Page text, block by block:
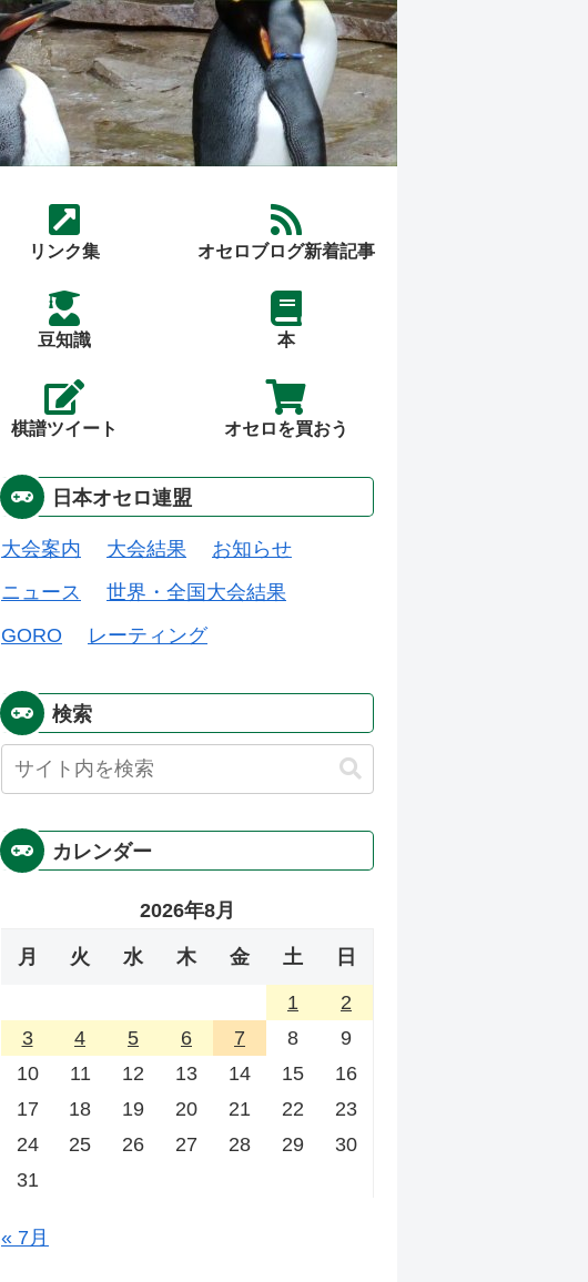
リンク集 オセロブログ新着記事
豆知識 本
棋譜ツイート オセロを買おう
日本オセロ連盟
大会案内 大会結果
お知らせ
ニュース
世界・全国大会結果
GORO
レーティング
検索
カレンダー
2026年8月
月 火 水 木 金 土 日
1
2
3
4 5 6 7 8
9
10
11 12 13 14 15
16
17
18 19 20 21 22
23
24
25 26 27 28 29
30
31
« 7月